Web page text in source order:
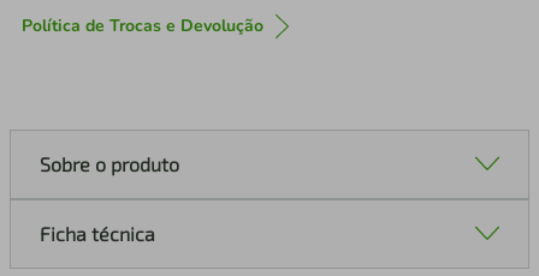
Política de Trocas e Devolução
Sobre o produto
Ficha técnica